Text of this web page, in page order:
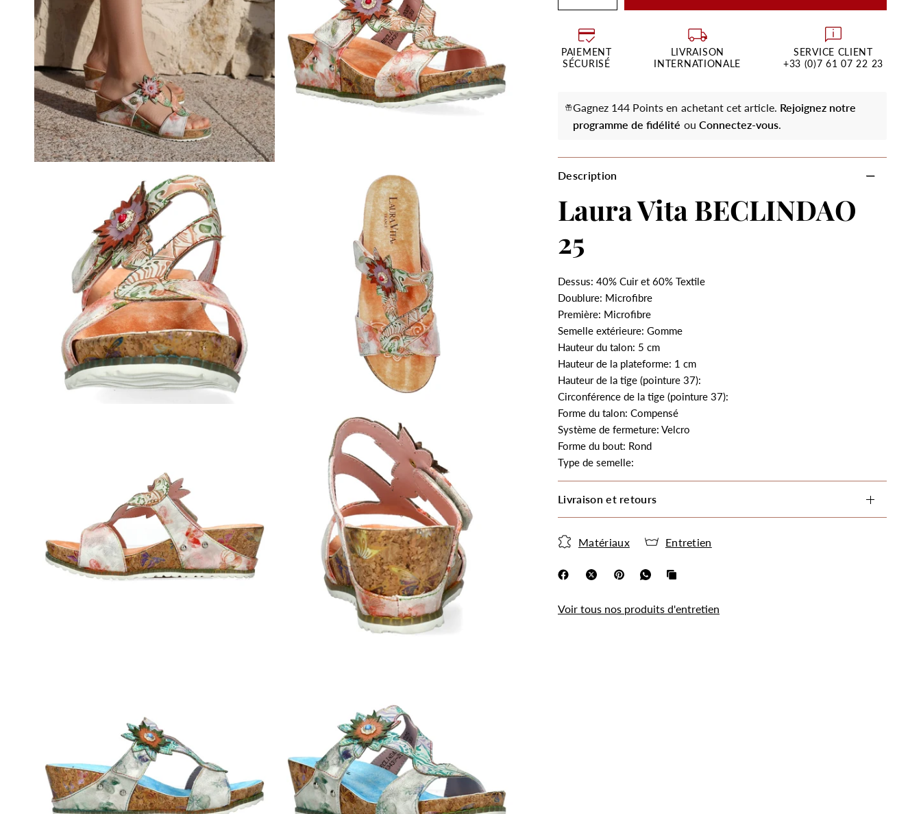
PAIEMENT
SÉCURISÉ
LIVRAISON
INTERNATIONALE
SERVICE CLIENT
+33 (0)7 61 07 22 23
Gagnez 144 Points en achetant cet article. Rejoignez notre
programme de fidélité ou Connectez-vous.
Description
Laura Vita BECLINDAO
25
Dessus: 40% Cuir et 60% Textile
Doublure: Microfibre
Première: Microfibre
Semelle extérieure: Gomme
Hauteur du talon: 5 cm
Hauteur de la plateforme: 1 cm
Hauteur de la tige (pointure 37):
Circonférence de la tige (pointure 37):
Forme du talon: Compensé
Système de fermeture: Velcro
Forme du bout: Rond
Type de semelle:
Livraison et retours
Matériaux Entretien
Voir tous nos produits d'entretien
cookies
Les cookies et données personnelles nous
permettent de personnaliser le contenu et les
annonces, d’offrir des fonctionnalités relatives aux
médias sociaux, d’analyser notre trafic et de